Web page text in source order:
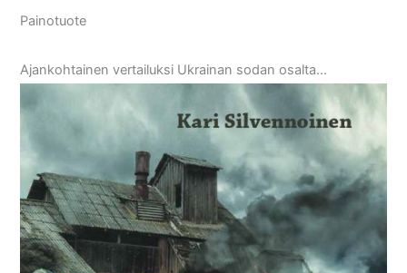
Painotuote
Ajankohtainen vertailuksi Ukrainan sodan osalta…